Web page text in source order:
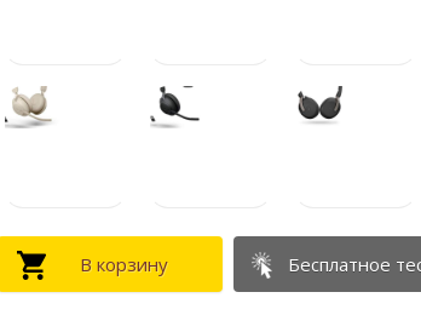
Бесплатное